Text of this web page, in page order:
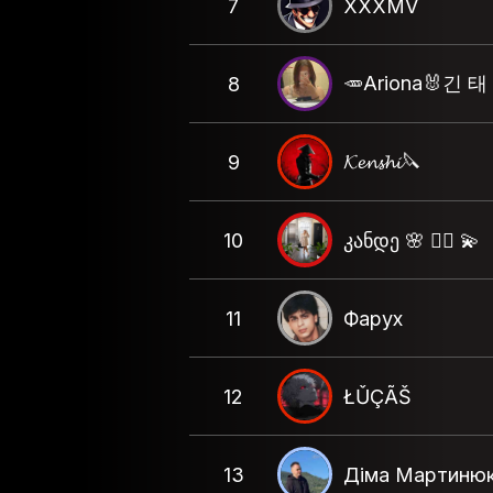
7 XXXMV
8 🥕Ariona🐰긴 태
9 𝓚𝓮𝓷𝓼𝓱𝓲🔪
10 კანდე 🌸 ❤️‍🔥 💫
11 Фарух
12 ŁǓÇÃŠ
13 Діма